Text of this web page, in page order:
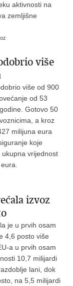
aktivnosti na
zemljišne
više
više od 900
od 53
Gotovo 50
a kroz
milijuna eura
koje
vrijednost
izvoz
je u prvih osam
4,6 posto više
a u prvih osam
10,7 milijardi
lani, dok
na 5,5 milijardi